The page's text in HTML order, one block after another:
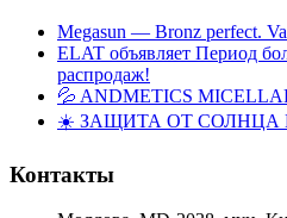
Megasun — Bronz perfect.
ELAT объявляет Период
распродаж!
💦 ANDMETICS
☀️ ЗАЩИТА ОТ
Контакты